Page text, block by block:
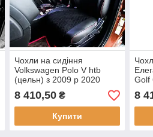
Чохли на сидіння
Volkswagen Polo V htb
(цельн) з 2009 р 2020
8 410,50₴
Купити
Golf
8